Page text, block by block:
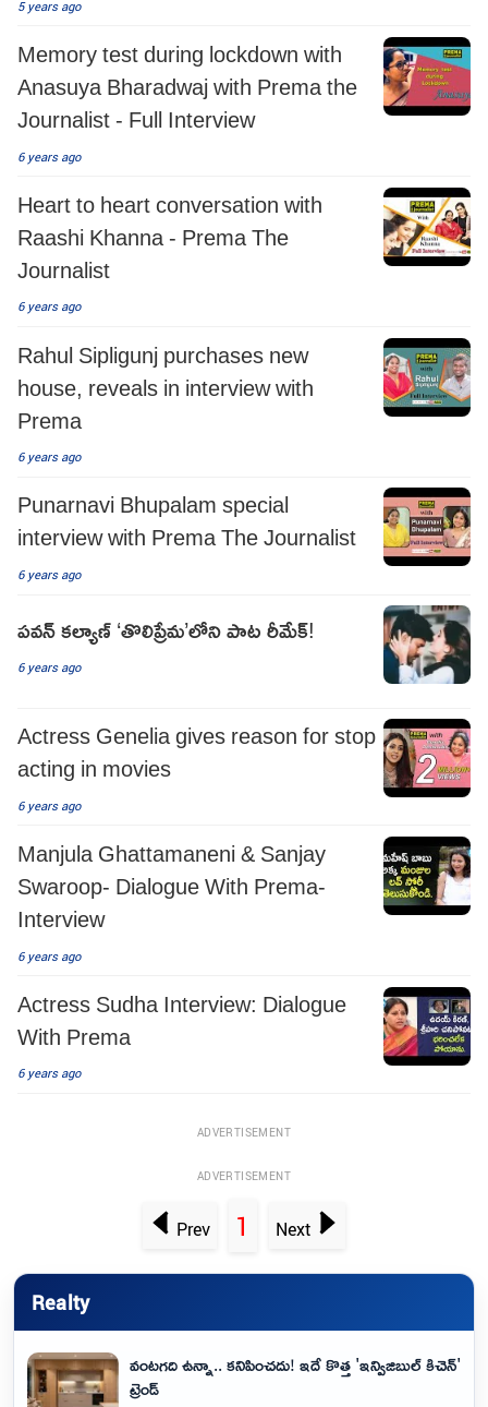
5 years ago
Memory test during lockdown with
Anasuya Bharadwaj with Prema the
Journalist - Full Interview
6 years ago
Heart to heart conversation with
Raashi Khanna - Prema The
Journalist
6 years ago
Rahul Sipligunj purchases new
house, reveals in interview with
Prema
6 years ago
Punarnavi Bhupalam special
interview with Prema The Journalist
6 years ago
పవన్ కల్యాణ్ ‘తొలిప్రేమ’లోని పాట రీమేక్!
6 years ago
Actress Genelia gives reason for stop
acting in movies
6 years ago
Manjula Ghattamaneni & Sanjay
Swaroop- Dialogue With Prema-
Interview
6 years ago
Actress Sudha Interview: Dialogue
With Prema
6 years ago
ADVERTISEMENT
ADVERTISEMENT
Prev 1 Next
Realty
వంటగది ఉన్నా.. కనిపించదు! ఇదే కొత్త 'ఇన్విజిబుల్ కిచెన్'
ట్రెండ్